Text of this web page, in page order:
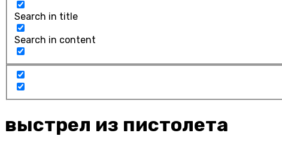
Search in title
Search in content
выстрел из пистолета